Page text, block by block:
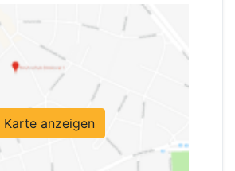
Karte anzeigen